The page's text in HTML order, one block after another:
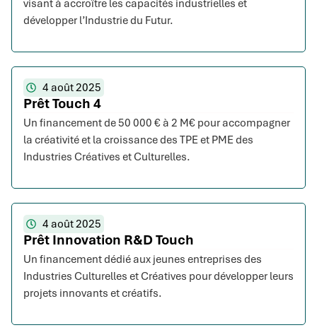
visant à accroître les capacités industrielles et
développer l’Industrie du Futur.
4 août 2025
Prêt Touch 4
Un financement de 50 000 € à 2 M€ pour accompagner
la créativité et la croissance des TPE et PME des
Industries Créatives et Culturelles.
4 août 2025
Prêt Innovation R&D Touch
Un financement dédié aux jeunes entreprises des
Industries Culturelles et Créatives pour développer leurs
projets innovants et créatifs.